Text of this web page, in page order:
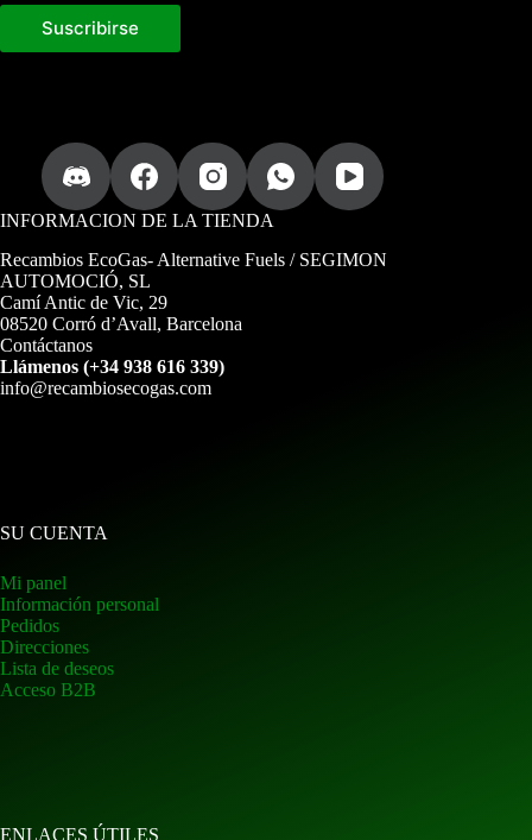
Suscribirse
INFORMACION DE LA TIENDA
Recambios EcoGas- Alternative Fuels / SEGIMON
AUTOMOCIÓ, SL
Camí Antic de Vic, 29
08520 Corró d’Avall, Barcelona
Contáctanos
Llámenos (+34 938 616 339)
info@recambiosecogas.com
SU CUENTA
Mi panel
Información personal
Pedidos
Direcciones
Lista de deseos
Acceso B2B
ENLACES ÚTILES